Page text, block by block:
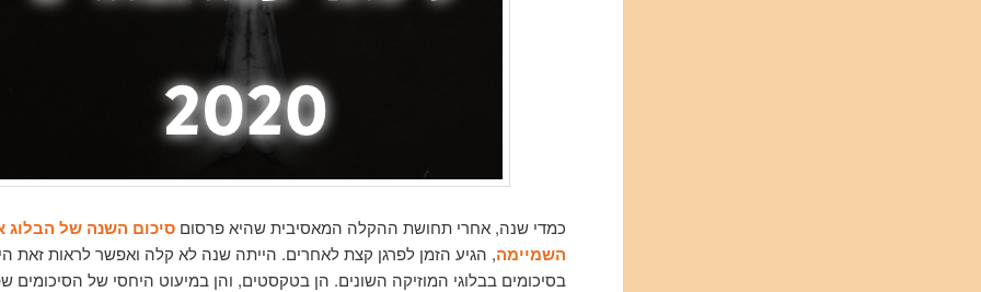
כמדי שנה, אחרי תחושת ההקלה המאסיבית שהיא פרסוםסיכום השנה של הבלוג
השמיימה, הגיע הזמן לפרגן קצת לאחרים. הייתה שנה לא קלה ואפשר לראות זאת
בסיכומים בבלוגי המוזיקה השונים. הן בטקסטים, והן במיעוט היחסי של הסיכומים